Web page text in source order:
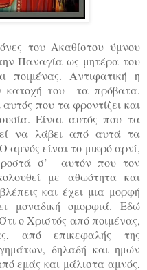
του Ακαθίστου ύμνου
Παναγία ως μητέρα του
ποιμένας. Αντιφατική η
κατοχή του τα πρόβατα.
που τα φροντίζει και
Είναι αυτός που τα
να λάβει από αυτά τα
είναι το μικρό αρνί,
σ’ αυτόν που τον
με αθωότητα και
και έχει μια μορφή
μοναδική ομορφιά. Εδώ
ο Χριστός από ποιμένας,
από επικεφαλής της
δηλαδή και ημών
εμάς και μάλιστα αμνός,